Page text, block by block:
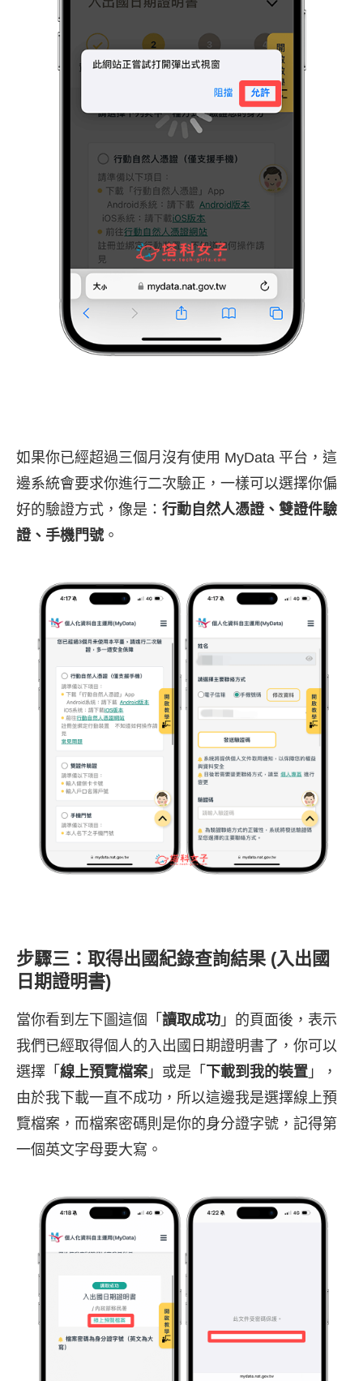
如果你已經超過三個月沒有使用 MyData 平台，這
邊系統會要求你進行二次驗正，一樣可以選擇你偏
好的驗證方式，像是： 行動自然人憑證、雙證件驗
證、手機門號。
步驟三：取得出國紀錄查詢結果 (入出國
日期證明書)
當你看到左下圖這個「 讀取成功 」的頁面後，表示
我們已經取得個人的入出國日期證明書了，你可以
選擇「 線上預覽檔案 」或是「 下載到我的裝置 」，
由於我下載一直不成功，所以這邊我是選擇線上預
覽檔案，而檔案密碼則是你的身分證字號，記得第
一個英文字母要大寫。